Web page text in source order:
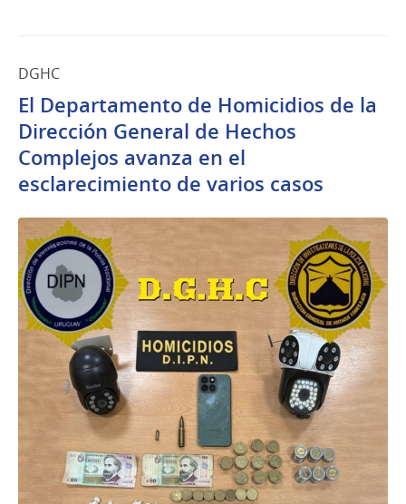
DGHC
El Departamento de Homicidios de la
Dirección General de Hechos
Complejos avanza en el
esclarecimiento de varios casos